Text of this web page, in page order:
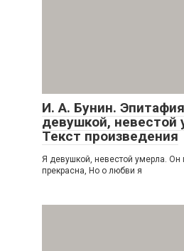
И. А. Бунин.
девушкой, невестой
Текст произведения
Я девушкой, невестой умерла. Он
прекрасна, Но о любви я